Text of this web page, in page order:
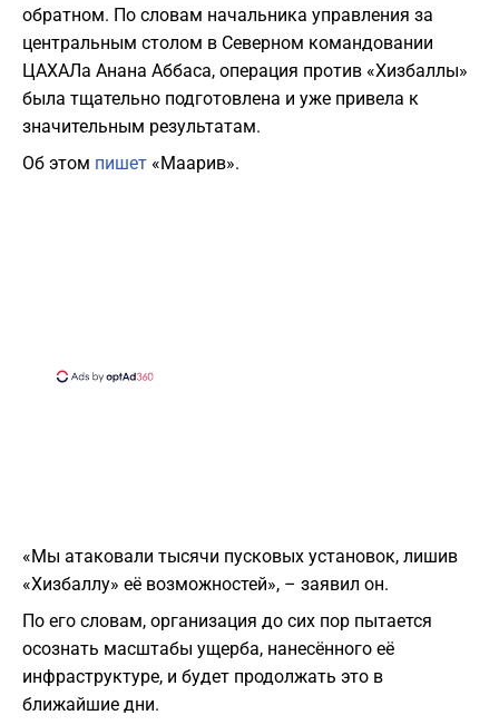
обратном. По словам начальника управления за
центральным столом в Северном командовании
ЦАХАЛа Анана Аббаса, операция против «Хизбаллы»
была тщательно подготовлена и уже привела к
значительным результатам.
Об этом пишет «Маарив».
«Мы атаковали тысячи пусковых установок, лишив
«Хизбаллу» её возможностей», – заявил он.
По его словам, организация до сих пор пытается
осознать масштабы ущерба, нанесённого её
инфраструктуре, и будет продолжать это в
ближайшие дни.